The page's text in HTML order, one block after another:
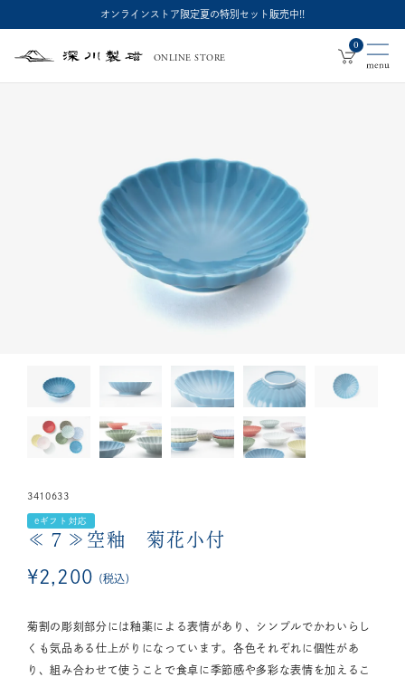
オンラインストア限定夏の特別セット販売中!!
深
ONLINE STORE
0
3410633
eギフト対応
≪７≫空釉 菊花小付
¥ 2,200 税込
菊割の彫刻部分には釉薬による表情があり、シンプルでかわいらし
くも気品ある仕上がりになっています。各色それぞれに個性があ
り、組み合わせて使うことで食卓に季節感や多彩な表情を加えるこ